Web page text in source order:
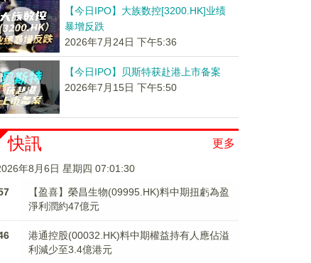
【今日IPO】大族数控[3200.HK]业绩
暴增反跌
2026年7月24日 下午5:36
【今日IPO】贝斯特获赴港上市备案
2026年7月15日 下午5:50
更多
快訊
年8月6日 星期四 07:01:30
【盈喜】榮昌生物(09995.HK)料中期扭虧為盈
淨利潤約47億元
港通控股(00032.HK)料中期權益持有人應佔溢
利減少至3.4億港元